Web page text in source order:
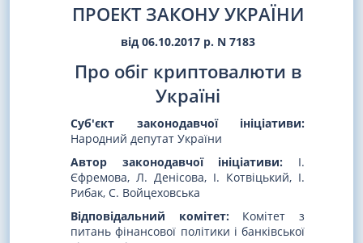
ПРОЕКТ ЗАКОНУ УКРАЇНИ
від 06.10.2017 р. N 7183
Про обіг криптовалюти в
Україні
Суб'єкт законодавчої ініціативи:
Народний депутат України
Автор законодавчої ініціативи: І.
Єфремова, Л. Денісова, І. Котвіцький, І.
Рибак, С. Войцеховська
Відповідальний комітет:Комітет з
питань фінансової політики і банківської